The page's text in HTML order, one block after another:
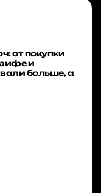
от покупки
и
больше, а